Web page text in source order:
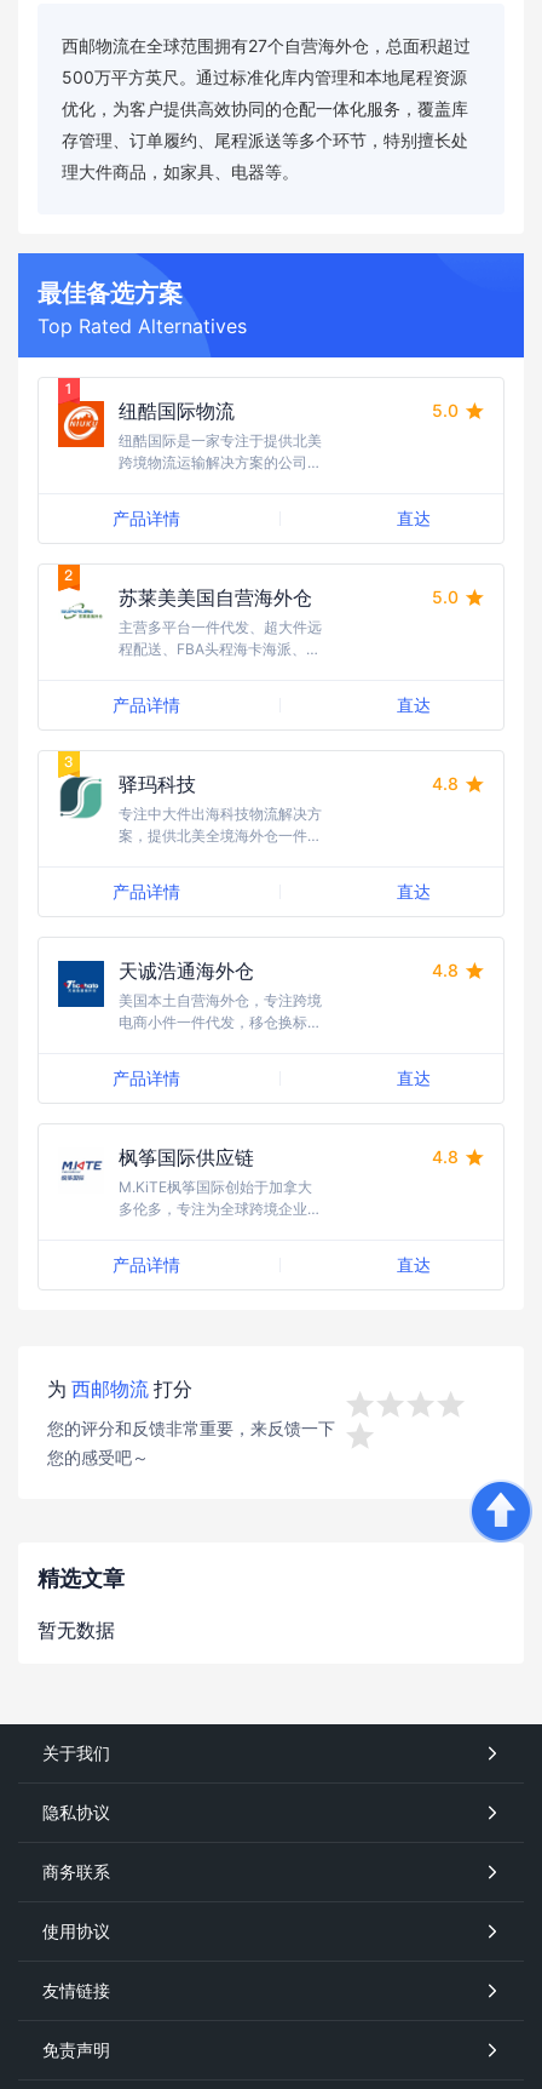
西邮物流在全球范围拥有27个自营海外仓，总面积超过
500万平方英尺。通过标准化库内管理和本地尾程资源
优化，为客户提供高效协同的仓配一体化服务，覆盖库
存管理、订单履约、尾程派送等多个环节，特别擅长处
理大件商品，如家具、电器等。
最佳备选方案
Top Rated Alternatives
纽酷国际物流 5.0
纽酷国际是一家专注于提供北美
跨境物流运输解决方案的公司，
流运输方式享誉业界，助力跨境
电商实现货通北美。
产品详情 直达
苏莱美美国自营海外仓 5.0
主营多平台一件代发、超大件远
程配送、FBA头程海卡海派、海
代理、海外仓建仓咨询
产品详情 直达
驿玛科技 4.8
专注中大件出海科技物流解决方
案，提供北美全境海外仓一件代
过可视化的物流追踪和智能仓配
系统，优化物流仓储成本。
产品详情 直达
天诚浩通海外仓 4.8
美国本土自营海外仓，专注跨境
电商小件一件代发，移仓换标，
决方案！
产品详情 直达
枫筝国际供应链 4.8
M.KiTE枫筝国际创始于加拿大
多伦多，专注为全球跨境企业提
关、海外仓一件代发配送、退件
售后检测、及其他定制化需求的
全链路跨境供应链管理服务。
产品详情 直达
为 西邮物流 打分
您的评分和反馈非常重要，来反馈一下
您的感受吧～


精选文章
暂无数据
关于我们
隐私协议
商务联系
使用协议
友情链接
免责声明